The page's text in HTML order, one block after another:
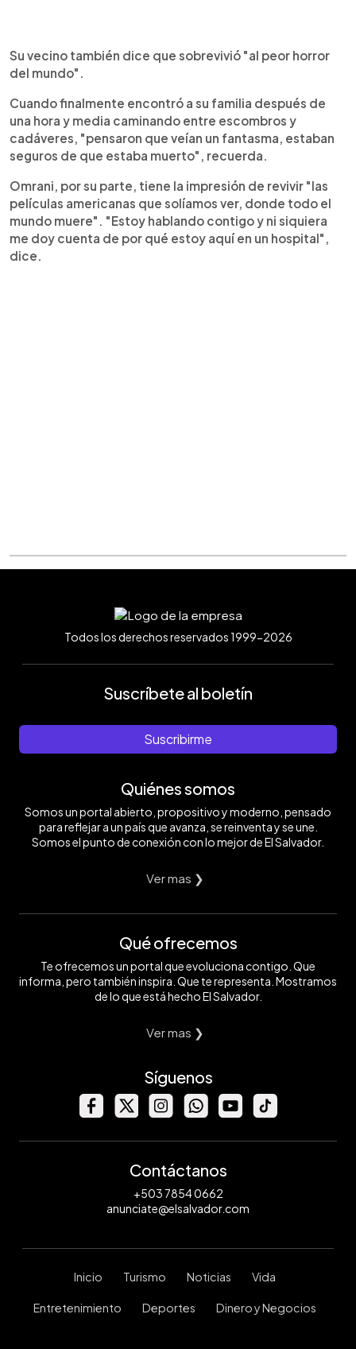
Su vecino también dice que sobrevivió "al peor horror
del mundo".
Cuando finalmente encontró a su familia después de
una hora y media caminando entre escombros y
cadáveres, "pensaron que veían un fantasma, estaban
seguros de que estaba muerto", recuerda.
Omrani, por su parte, tiene la impresión de revivir "las
películas americanas que solíamos ver, donde todo el
mundo muere". "Estoy hablando contigo y ni siquiera
me doy cuenta de por qué estoy aquí en un hospital",
dice.
Todos los derechos reservados 1999-2026
Suscríbete al boletín
Suscribirme
Quiénes somos
Somos un portal abierto, propositivo y moderno, pensado
para reflejar a un país que avanza, se reinventa y se une.
Somos el punto de conexión con lo mejor de El Salvador.
Ver mas ❯
Qué ofrecemos
Te ofrecemos un portal que evoluciona contigo. Que
informa, pero también inspira. Que te representa. Mostramos
de lo que está hecho El Salvador.
Ver mas ❯
Síguenos
Contáctanos
+503 7854 0662
anunciate@elsalvador.com
Inicio Turismo Noticias Vida
Entretenimiento Deportes Dinero y Negocios